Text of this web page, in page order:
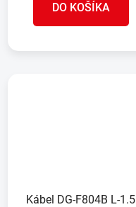
DO KOŠÍKA
Kábel DG-F804B L-1.5